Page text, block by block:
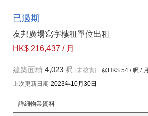
已過期
友邦廣場寫字樓租單位出租
HK$ 216,437 / 月
建築面積 4,023 呎 [未核實] @HK$ 54 / 呎 / 月
上次更新日期 2023年10月30日
詳細物業資料